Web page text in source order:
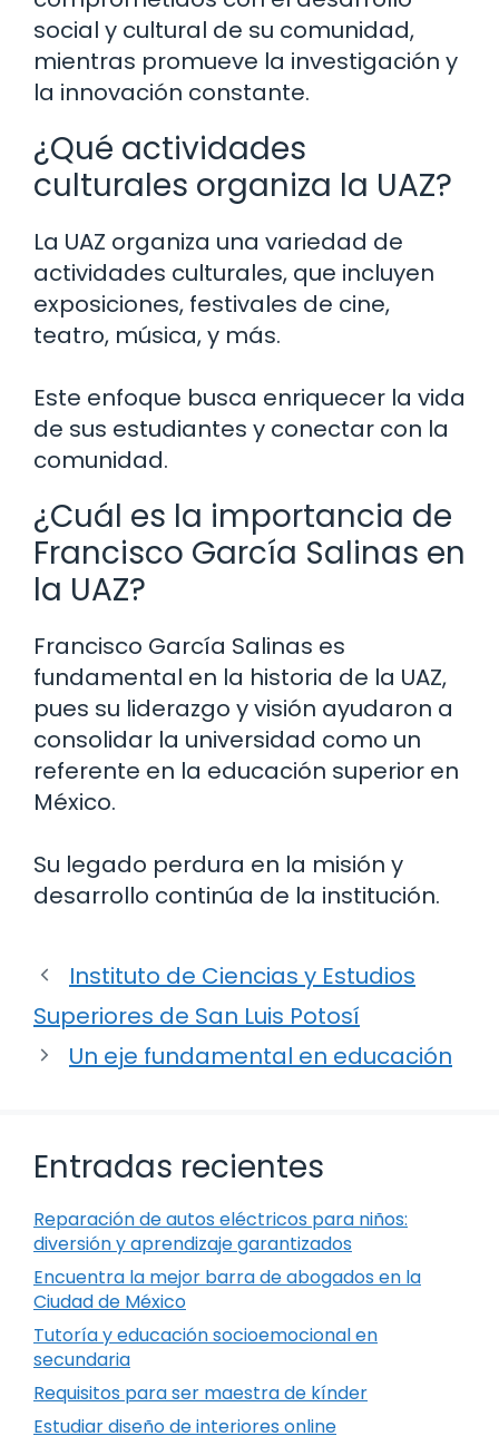
social y cultural de su comunidad,
mientras promueve la investigación y
la innovación constante.
¿Qué actividades
culturales organiza la UAZ?
La UAZ organiza una variedad de
actividades culturales, que incluyen
exposiciones, festivales de cine,
teatro, música, y más.
Este enfoque busca enriquecer la vida
de sus estudiantes y conectar con la
comunidad.
¿Cuál es la importancia de
Francisco García Salinas en
la UAZ?
Francisco García Salinas es
fundamental en la historia de la UAZ,
pues su liderazgo y visión ayudaron a
consolidar la universidad como un
referente en la educación superior en
México.
Su legado perdura en la misión y
desarrollo continúa de la institución.
Instituto de Ciencias y Estudios
Superiores de San Luis Potosí
Un eje fundamental en educación
Entradas recientes
Reparación de autos eléctricos para niños:
diversión y aprendizaje garantizados
Encuentra la mejor barra de abogados en la
Ciudad de México
Tutoría y educación socioemocional en
secundaria
Requisitos para ser maestra de kínder
Estudiar diseño de interiores online